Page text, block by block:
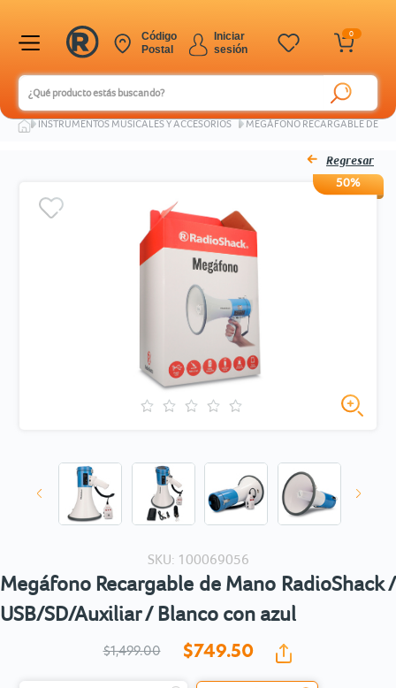
0
Iniciar
sesión
Código
Postal
INSTRUMENTOS MUSICALES Y ACCESORIOS MEGÁFONO RECARGABLE DE
Regresar
50%
SKU: 100069056
Megáfono Recargable de Mano RadioShack /
USB/SD/Auxiliar / Blanco con azul
$1,499.00 $749.50
Ingresar Codigo Postal